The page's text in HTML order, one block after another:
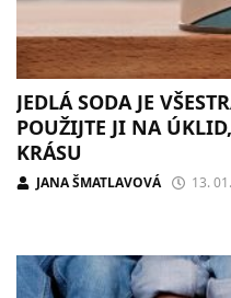
JEDLÁ SODA JE
POUŽIJTE JI NA
KRÁSU
JANA ŠMATLAVOVÁ 13.